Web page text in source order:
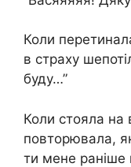
Коли
в страху
буду…”
Коли стояла на
повторювала,
ти мене раніше